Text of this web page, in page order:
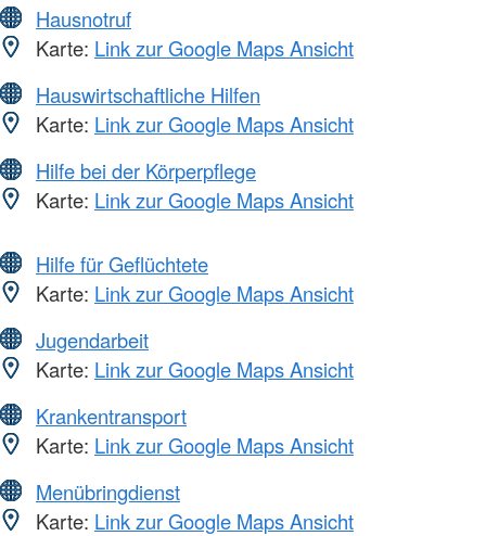
Hausnotruf
Karte: Link zur Google Maps Ansicht
Hauswirtschaftliche Hilfen
Karte: Link zur Google Maps Ansicht
Hilfe bei der Körperpflege
Karte: Link zur Google Maps Ansicht
Hilfe für Geflüchtete
Karte: Link zur Google Maps Ansicht
Jugendarbeit
Karte: Link zur Google Maps Ansicht
Krankentransport
Karte: Link zur Google Maps Ansicht
Menübringdienst
Karte: Link zur Google Maps Ansicht